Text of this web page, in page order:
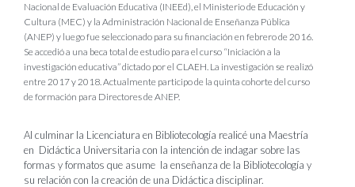
Nacional de Evaluación Educativa (INEEd), el Ministerio de Educación y
Cultura (MEC) y la Administración Nacional de Enseñanza Pública
(ANEP) y luego fue seleccionado para su financiación en febrero de 2016.
Se accedió a una beca total de estudio para el curso “Iniciación a la
investigación educativa” dictado por el CLAEH. La investigación se realizó
entre 2017 y 2018. Actualmente participo de la quinta cohorte del curso
de formación para Directores de ANEP.
Al culminar la Licenciatura en Bibliotecología realicé una Maestría
en Didáctica Universitaria con la intención de indagar sobre las
formas y formatos que asume la enseñanza de la Bibliotecología y
su relación con la creación de una Didáctica disciplinar.